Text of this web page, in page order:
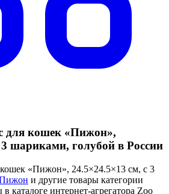
для кошек «Пижон»,
шариками, голубой в России
«Пижон», 24.5×24.5×13 см, с 3
и другие товары категории
каталоге интернет-агрегатора Zoo